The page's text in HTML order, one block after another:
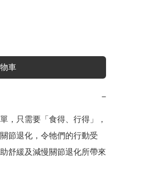
車
−
，只需要「食得、行得」，
節退化，令牠們的行動受
舒緩及減慢關節退化所帶來